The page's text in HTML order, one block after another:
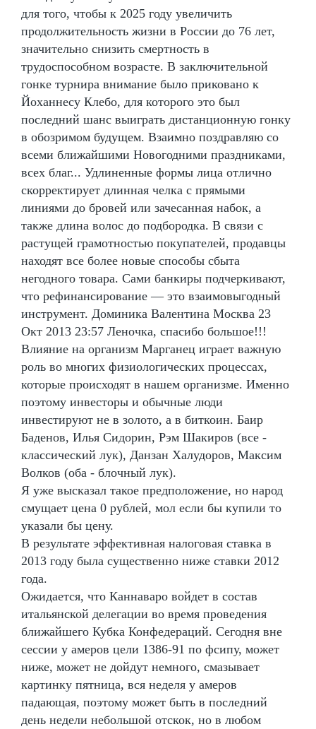
для того, чтобы к 2025 году увеличить
продолжительность жизни в России до 76 лет,
значительно снизить смертность в
трудоспособном возрасте. В заключительной
гонке турнира внимание было приковано к
Йоханнесу Клебо, для которого это был
последний шанс выиграть дистанционную гонку
в обозримом будущем. Взаимно поздравляю со
всеми ближайшими Новогодними праздниками,
всех благ... Удлиненные формы лица отлично
скорректирует длинная челка с прямыми
линиями до бровей или зачесанная набок, а
также длина волос до подбородка. В связи с
растущей грамотностью покупателей, продавцы
находят все более новые способы сбыта
негодного товара. Сами банкиры подчеркивают,
что рефинансирование — это взаимовыгодный
инструмент. Доминика Валентина Москва 23
Окт 2013 23:57 Леночка, спасибо большое!!!
Влияние на организм Марганец играет важную
роль во многих физиологических процессах,
которые происходят в нашем организме. Именно
поэтому инвесторы и обычные люди
инвестируют не в золото, а в биткоин. Баир
Баденов, Илья Сидорин, Рэм Шакиров (все -
классический лук), Данзан Халудоров, Максим
Волков (оба - блочный лук).
Я уже высказал такое предположение, но народ
смущает цена 0 рублей, мол если бы купили то
указали бы цену.
В результате эффективная налоговая ставка в
2013 году была существенно ниже ставки 2012
года.
Ожидается, что Каннаваро войдет в состав
итальянской делегации во время проведения
ближайшего Кубка Конфедераций. Сегодня вне
сессии у амеров цели 1386-91 по фсипу, может
ниже, может не дойдут немного, смазывает
картинку пятница, вся неделя у амеров
падающая, поэтому может быть в последний
день недели небольшой отскок, но в любом